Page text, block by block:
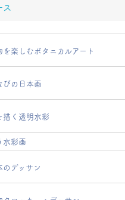
ス
を楽しむボタニカルアート
びの日本画
描く透明水彩
水彩画
のデッサン